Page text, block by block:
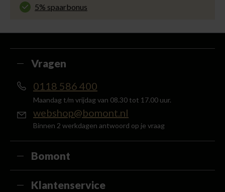
voor slechts € 4,95 of gratis in onze winkels.
5% spaarbonus
Vragen
0118 586 400
Maandag t/m vrijdag van 08.30 tot 17.00 uur.
webshop@bomont.nl
Binnen 2 werkdagen antwoord op je vraag
Bomont
Klantenservice